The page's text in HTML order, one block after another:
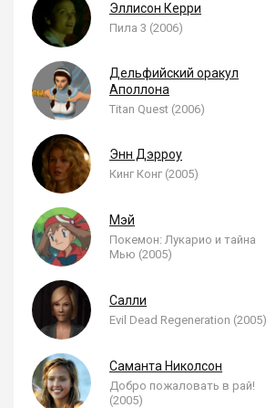
Эллисон Керри
Пила 3 (2006)
Дельфийский оракул
Аполлона
Titan Quest (2006)
Энн Дэрроу
Кинг Конг (2005)
Мэй
Покемон: Лукарио и тайна
Мью (2005)
Салли
Evil Dead Regeneration (2005)
Саманта Николсон
Добро пожаловать в рай!
(2005)